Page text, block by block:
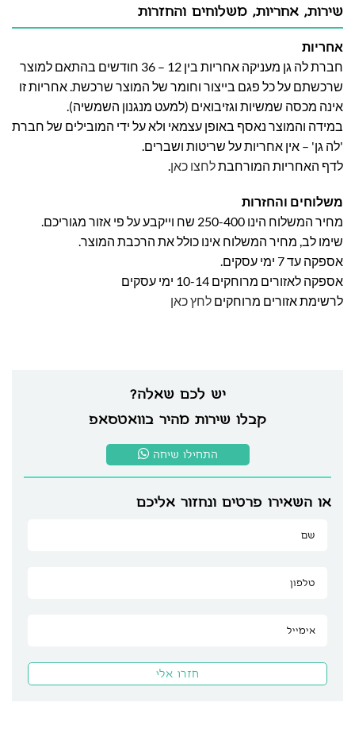
יש לכם שאלה?
קבלו שירות מהיר בוואטסאפ
התחילו שיחה
או השאירו פרטים ונחזור אליכם
שירות, אחריות, משלוחים והחזרות
אחריות
חברת לה גן מעניקה אחריות בין 12 – 36 חודשים בהתאם למוצר
שרכשתם על כל פגם בייצור וחומר של המוצר שרכשת. אחריות זו
אינה מכסה שמשיות וגזיבואים (למעט מנגנון השמשיה).
במידה והמוצר נאסף באופן עצמאי ולא על ידי המובילים של חברת
'לה גן' – אין אחריות על שריטות ושברים.
לדף האחריות המורחבתלחצו כאן.
משלוחים והחזרות
מחיר המשלוח הינו 250-400 שח וייקבע על פי אזור מגוריכם.
שימו לב, מחיר המשלוח אינו כולל את הרכבת המוצר.
אספקה עד 7 ימי עסקים.
אספקה לאזורים מרוחקים 10-14 ימי עסקים
לרשימת אזורים מרוחקים לחץ כאן